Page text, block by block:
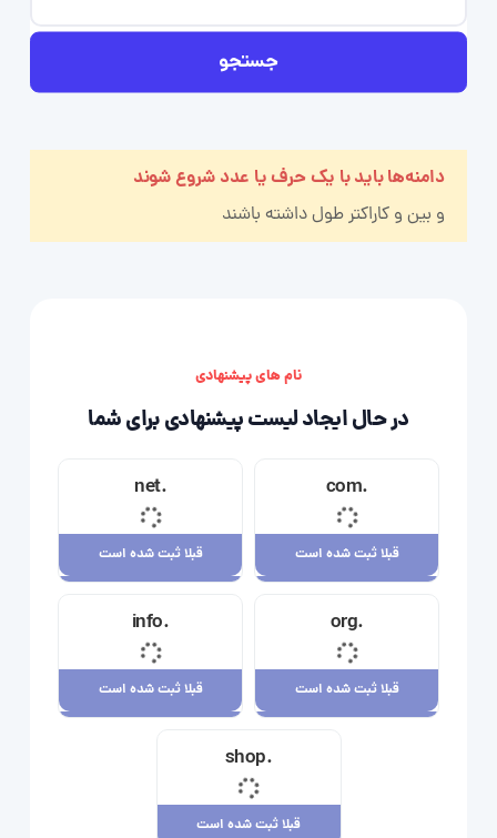
جستجو
دامنه‌ها باید با یک حرف یا عدد شروع شوند
و بین و کاراکتر طول داشته باشند
نام های پیشنهادی
در حال ایجاد لیست پیشنهادی برای شما
.com
قبلا ثبت شده است
23,710,000 ریال
.net
قبلا ثبت شده است
34,120,000 ریال
.org
قبلا ثبت شده است
.info
قبلا ثبت شده است
.shop
قبلا ثبت شده است